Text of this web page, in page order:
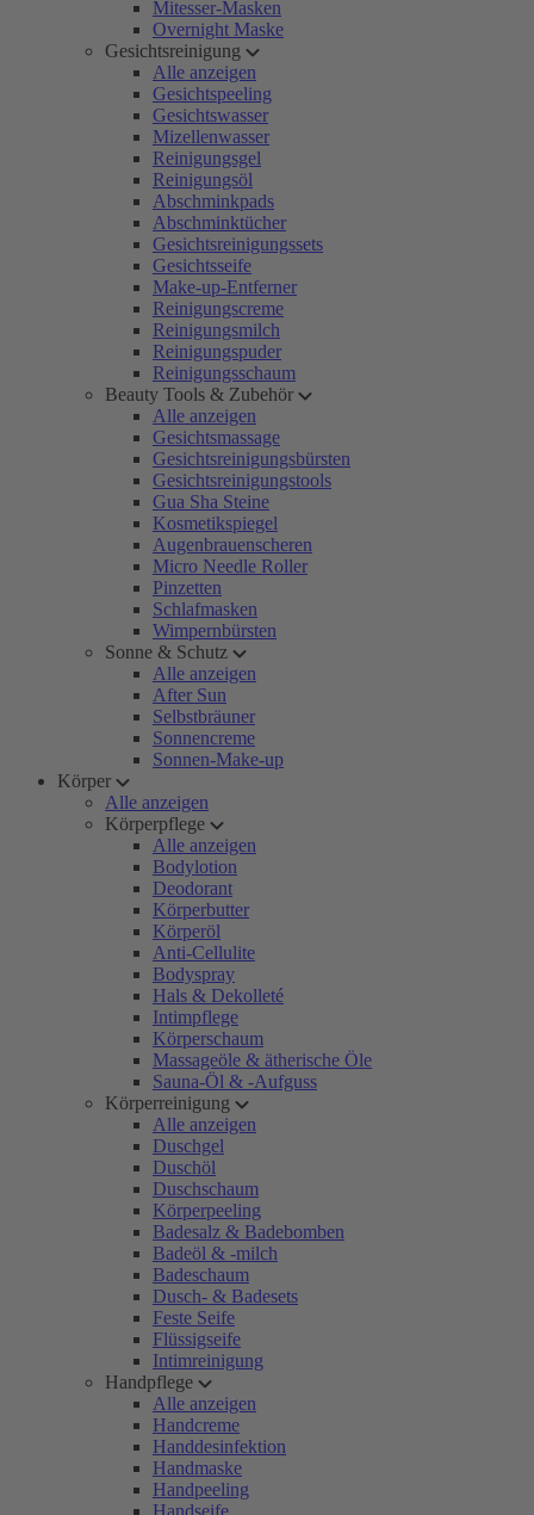
Mitesser-Masken
Overnight Maske
Gesichtsreinigung
Alle anzeigen
Gesichtspeeling
Gesichtswasser
Mizellenwasser
Reinigungsgel
Reinigungsöl
Abschminkpads
Abschminktücher
Gesichtsreinigungssets
Gesichtsseife
Make-up-Entferner
Reinigungscreme
Reinigungsmilch
Reinigungspuder
Reinigungsschaum
Beauty Tools & Zubehör
Alle anzeigen
Gesichtsmassage
Gesichtsreinigungsbürsten
Gesichtsreinigungstools
Gua Sha Steine
Kosmetikspiegel
Augenbrauenscheren
Micro Needle Roller
Pinzetten
Schlafmasken
Wimpernbürsten
Sonne & Schutz
Alle anzeigen
After Sun
Selbstbräuner
Sonnencreme
Sonnen-Make-up
Körper
Alle anzeigen
Körperpflege
Alle anzeigen
Bodylotion
Deodorant
Körperbutter
Körperöl
Anti-Cellulite
Bodyspray
Hals & Dekolleté
Intimpflege
Körperschaum
Massageöle & ätherische Öle
Sauna-Öl & -Aufguss
Körperreinigung
Alle anzeigen
Duschgel
Duschöl
Duschschaum
Körperpeeling
Badesalz & Badebomben
Badeöl & -milch
Badeschaum
Dusch- & Badesets
Feste Seife
Flüssigseife
Intimreinigung
Handpflege
Alle anzeigen
Handcreme
Handdesinfektion
Handmaske
Handpeeling
Handseife